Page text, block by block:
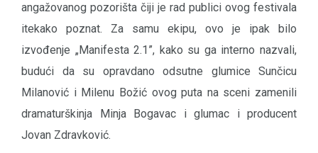
angažovanog pozorišta čiji je rad publici ovog festivala
itekako poznat. Za samu ekipu, ovo je ipak bilo
izvođenje „Manifesta 2.1”, kako su ga interno nazvali,
budući da su opravdano odsutne glumice Sunčicu
Milanović i Milenu Božić ovog puta na sceni zamenili
dramaturškinja Minja Bogavac i glumac i producent
Jovan Zdravković.